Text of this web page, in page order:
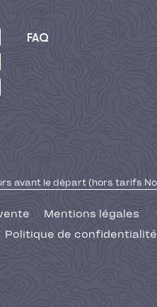
FAQ
avant le départ (hors tarifs No
Mentions légales
Politique de confidentialité